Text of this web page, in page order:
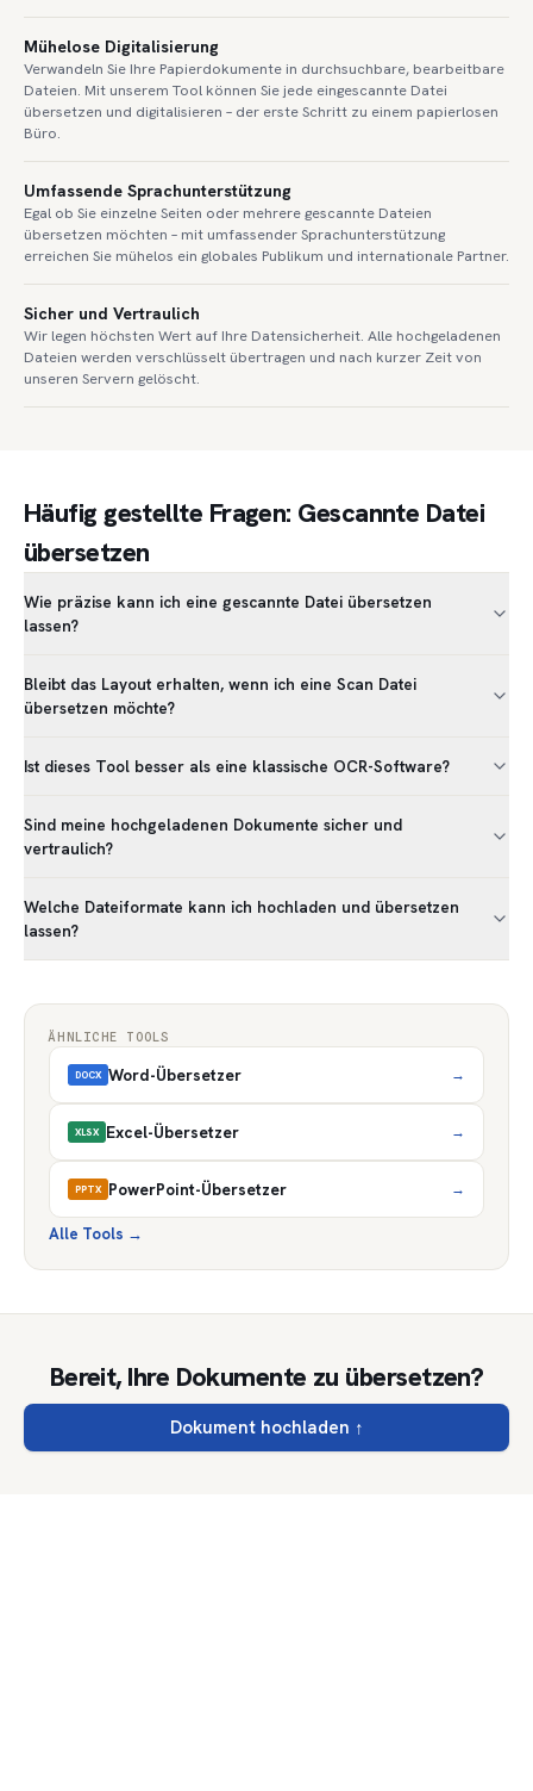
Mühelose Digitalisierung
Verwandeln Sie Ihre Papierdokumente in durchsuchbare, bearbeitbare
Dateien. Mit unserem Tool können Sie jede eingescannte Datei
übersetzen und digitalisieren – der erste Schritt zu einem papierlosen
Büro.
Umfassende Sprachunterstützung
Egal ob Sie einzelne Seiten oder mehrere gescannte Dateien
übersetzen möchten – mit umfassender Sprachunterstützung
erreichen Sie mühelos ein globales Publikum und internationale Partner.
Sicher und Vertraulich
Wir legen höchsten Wert auf Ihre Datensicherheit. Alle hochgeladenen
Dateien werden verschlüsselt übertragen und nach kurzer Zeit von
unseren Servern gelöscht.
Häufig gestellte Fragen: Gescannte Datei
übersetzen
Wie präzise kann ich eine gescannte Datei übersetzen
lassen?
Bleibt das Layout erhalten, wenn ich eine Scan Datei
übersetzen möchte?
Ist dieses Tool besser als eine klassische OCR-Software?
Sind meine hochgeladenen Dokumente sicher und
vertraulich?
Welche Dateiformate kann ich hochladen und übersetzen
lassen?
ÄHNLICHE TOOLS
DOCX Word-Übersetzer →
XLSX Excel-Übersetzer →
PPTX PowerPoint-Übersetzer →
Alle Tools →
Bereit, Ihre Dokumente zu übersetzen?
Dokument hochladen ↑